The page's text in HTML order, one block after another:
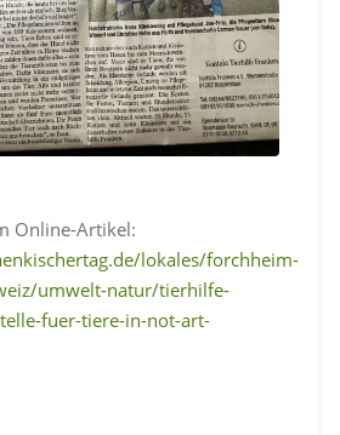
Online-Artikel:
lokales/forchheim-
umwelt-natur/tierhilfe-
fuer-tiere-in-not-art-